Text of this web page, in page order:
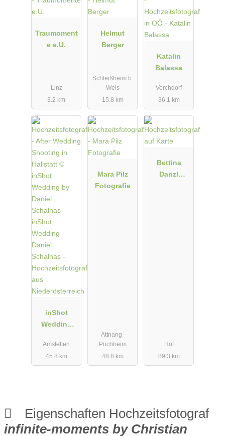
Traumoment
e e.U.
Linz
3.2 km
Helmut
Berger
Schleißheim b.
Wels
15.8 km
Katalin
Balassa
Vorchdorf
36.1 km
inShot
Wedding
Schalhas -
Hochzeitsfot
Amstetten
45.8 km
Mara Pilz
Fotografie
Attnang-
Puchheim
48.8 km
Bettina
Danzl
Hof
89.3 km
Eigenschaften Hochzeitsfotograf
infinite-moments by Christian